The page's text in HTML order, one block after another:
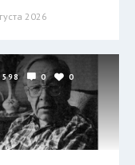
2026
598 0 0